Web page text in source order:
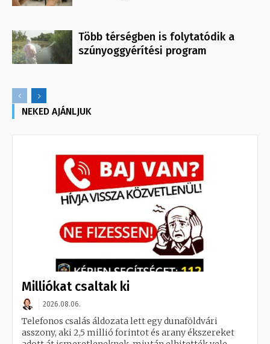
Több térségben is folytatódik a
szúnyoggyérítési program
NEKED AJÁNLJUK
Milliókat csaltak ki
2026.08.06.
Telefonos csalás áldozata lett egy dunaföldvári
asszony, aki 2,5 millió forintot és arany ékszereket